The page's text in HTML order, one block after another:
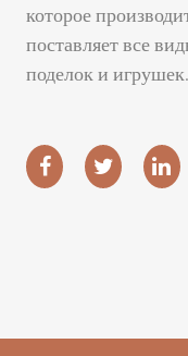
которое
поставляет все
поделок и игрушек.